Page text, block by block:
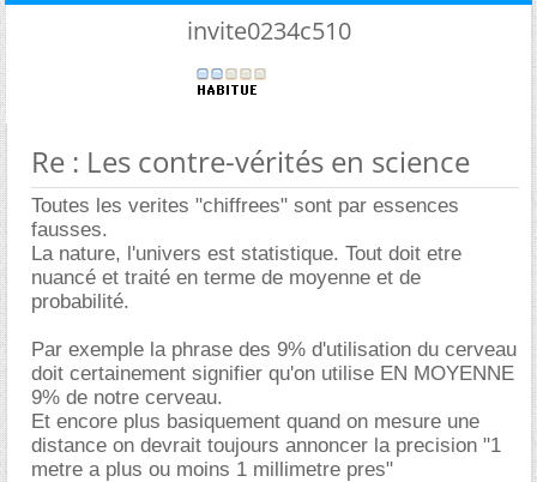
invite0234c510
Re : Les contre-vérités en science
Toutes les verites "chiffrees" sont par essences
fausses.
La nature, l'univers est statistique. Tout doit etre
nuancé et traité en terme de moyenne et de
probabilité.
Par exemple la phrase des 9% d'utilisation du cerveau
doit certainement signifier qu'on utilise EN MOYENNE
9% de notre cerveau.
Et encore plus basiquement quand on mesure une
distance on devrait toujours annoncer la precision "1
metre a plus ou moins 1 millimetre pres"